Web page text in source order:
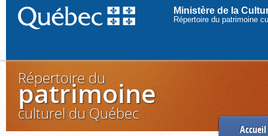
Ministère de la
Répertoire du patrimoine
Répertoire du
patrimoine
culturel du Québec
Accueil